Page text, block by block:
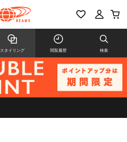
スタイリング 閲覧履歴 検索